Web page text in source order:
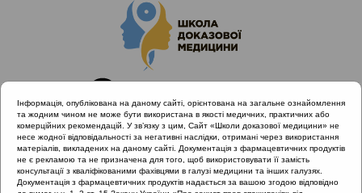
Головна
Нормативні документи
Інформація, опублікована на даному сайті, орієнтована на загальне ознайомлення
та жодним чином не може бути використана в якості медичних, практичних або
комерційних рекомендацій. У зв’язку з цим, Сайт «Школи доказової медицини» не
несе жодної відповідальності за негативні наслідки, отримані через використання
матеріалів, викладених на даному сайті. Документація з фармацевтичних продуктів
не є рекламою та не призначена для того, щоб використовувати її замість
консультації з кваліфікованими фахівцями в галузі медицини та інших галузях.
Документація з фармацевтичних продуктів надається за вашою згодою відповідно